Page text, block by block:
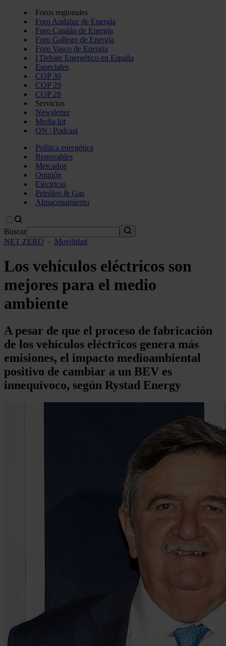
Foros regionales
Foro Andaluz de Energía
Foro Catalán de Energía
Foro Gallego de Energía
Foro Vasco de Energía
I Debate Energético en España
Especiales
COP 30
COP 29
COP 28
Servicios
Newsletter
Media kit
ON | Podcast
Política energética
Renovables
Mercados
Opinión
Eléctricas
Petróleo & Gas
Almacenamiento
Buscar
NET ZERO
· Movilidad
Los vehículos eléctricos son
mejores para el medio
ambiente
A pesar de que el proceso de fabricación
de los vehículos eléctricos genera más
emisiones, el impacto medioambiental
positivo de cambiar a un BEV es
innequívoco, según Rystad Energy